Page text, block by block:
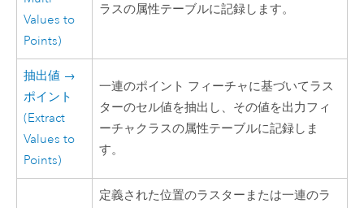
Values to
Points)
ラスの属性テーブルに記録します。
抽出値 →
ポイント
(Extract
Values to
Points)
一連のポイント フィーチャに基づいてラス
ターのセル値を抽出し、その値を出力フィ
ーチャクラスの属性テーブルに記録しま
す。
定義された位置のラスターまたは一連のラ